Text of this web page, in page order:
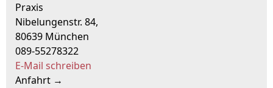
Praxis
Nibelungenstr. 84,
80639 München
089-55278322
E-Mail schreiben
Anfahrt →